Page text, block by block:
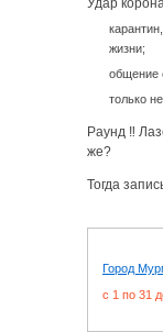
Удар
жизни;
общение
только
Раунд ‼
же?
Тогда
Город
c 1 по 31